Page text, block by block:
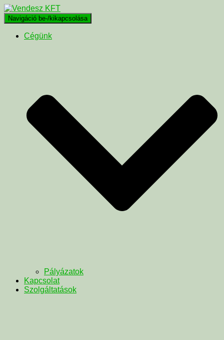
Navigáció be-/kikapcsolása
Cégünk
Pályázatok
Kapcsolat
Szolgáltatások